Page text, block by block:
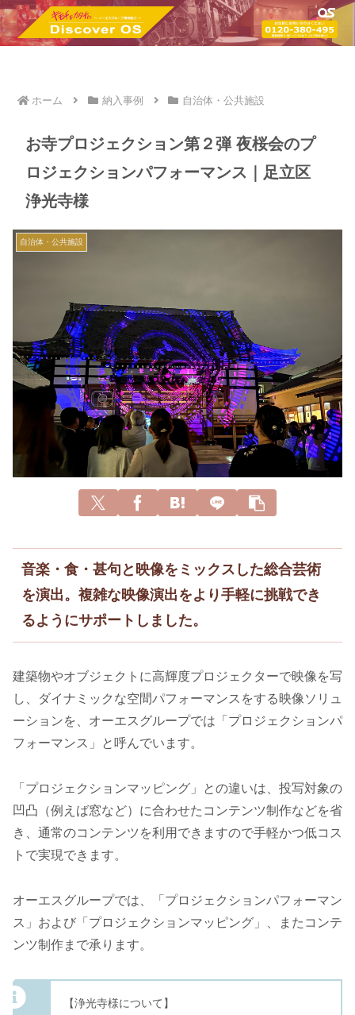
ホーム 納入事例 自治体・公共施設
お寺プロジェクション第２弾 夜桜会のプ
ロジェクションパフォーマンス｜足立区
浄光寺様
自治体・公共施設
音楽・食・甚句と映像をミックスした総合芸術
を演出。複雑な映像演出をより手軽に挑戦でき
るようにサポートしました。
建築物やオブジェクトに高輝度プロジェクターで映像を写
し、ダイナミックな空間パフォーマンスをする映像ソリュ
ーションを、オーエスグループでは「プロジェクションパ
フォーマンス」と呼んでいます。
「プロジェクションマッピング」との違いは、投写対象の
凹凸（例えば窓など）に合わせたコンテンツ制作などを省
き、通常のコンテンツを利用できますので手軽かつ低コス
トで実現できます。
オーエスグループでは、「プロジェクションパフォーマン
ス」および「プロジェクションマッピング」、またコンテ
ンツ制作まで承ります。
【浄光寺様について】